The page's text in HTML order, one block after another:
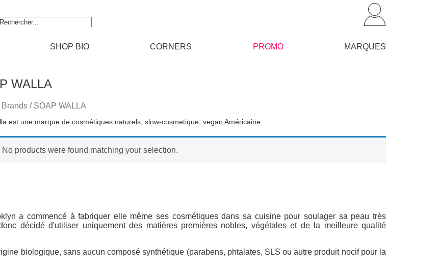
SHOP BIO CORNERS PROMO MARQUES
WALLA
Brands / SOAP WALLA
est une marque de cosmétiques naturels, slow-cosmetique, vegan Américaine.
No products were found matching your selection.
a commencé à fabriquer elle même ses cosmétiques dans sa cuisine pour soulager sa peau très
décidé d'utiliser uniquement des matières premières nobles, végétales et de la meilleure qualité
biologique, sans aucun composé synthétique (parabens, phtalates, SLS ou autre produit nocif pour la